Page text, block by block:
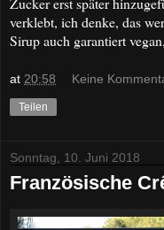
verklebt, ich denke, das
Sirup auch garantiert
at 20:58 Keine
Teilen
Sonntag, 10. Juni 2018
Französische